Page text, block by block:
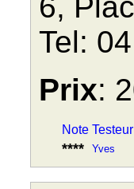
Tel:
Prix:
Note Testeur
**** Yves